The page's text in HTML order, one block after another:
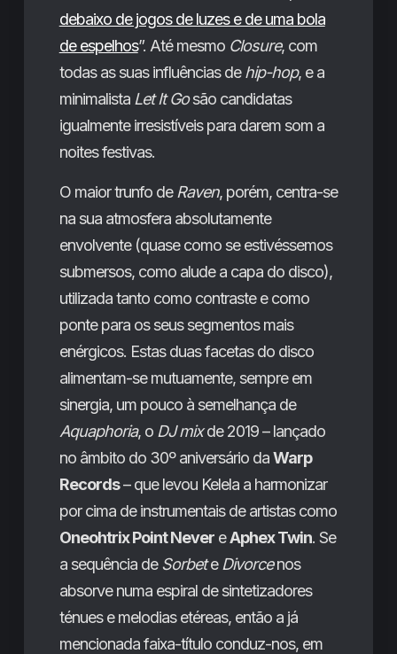
debaixo de jogos de luzes e de uma bola
de espelhos”. Até mesmo Closure, com
todas as suas influências dehip-hop, e a
minimalista Let It Gosão candidatas
igualmente irresistíveis para darem som a
noites festivas.
O maior trunfo de Raven, porém, centra-se
na sua atmosfera absolutamente
envolvente (quase como se estivéssemos
submersos, como alude a capa do disco),
utilizada tanto como contraste e como
ponte para os seus segmentos mais
enérgicos. Estas duas facetas do disco
alimentam-se mutuamente, sempre em
sinergia, um pouco à semelhança de
Aquaphoria, o DJ mixde 2019 – lançado
no âmbito do 30º aniversário daWarp
Records– que levou Kelela a harmonizar
por cima de instrumentais de artistas como
Oneohtrix Point NevereAphex Twin. Se
a sequência deSorbete Divorcenos
absorve numa espiral de sintetizadores
ténues e melodias etéreas, então a já
mencionada faixa-título conduz-nos, em